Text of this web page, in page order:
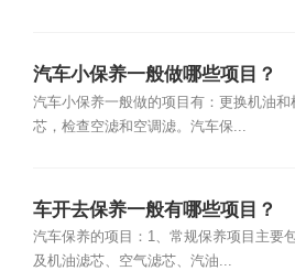
汽车小保养一般做哪些项目？
汽车小保养一般做的项目有：更换机油和
芯，检查空滤和空调滤。汽车保...
车开去保养一般有哪些项目？
汽车保养的项目：1、常规保养项目主要
及机油滤芯、空气滤芯、汽油...